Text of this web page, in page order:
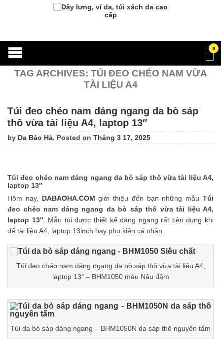
0
TAG ARCHIVES: TÚI ĐEO CHÉO NAM VỪA
TÀI LIỆU A4
Túi đeo chéo nam dáng ngang da bò sáp
thô vừa tài liệu A4, laptop 13″
by Da Bảo Hà. Posted on Tháng 3 17, 2025
Túi đeo chéo nam dáng ngang da bò sáp thô vừa tài liệu A4,
laptop 13″
Hôm nay, DABAOHA.COM giới thiệu đến bạn những mẫuTúi
đeo chéo nam dáng ngang da bò sáp thô vừa tài liệu A4,
laptop 13″. Mẫu túi được thiết kế dáng ngang rất tiện dụng khi
để tài liệu A4, laptop 13inch hay phụ kiện cá nhân.
Túi đeo chéo nam dáng ngang da bò sáp thô vừa tài liệu A4,
laptop 13″ – BHM1050 màu Nâu đậm
Túi da bò sáp dáng ngang – BHM1050N da sáp thô nguyên tấm